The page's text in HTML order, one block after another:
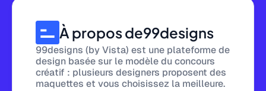
À propos de99designs
99designs (by Vista) est une plateforme de
design basée sur le modèle du concours
créatif : plusieurs designers proposent des
maquettes et vous choisissez la meilleure.